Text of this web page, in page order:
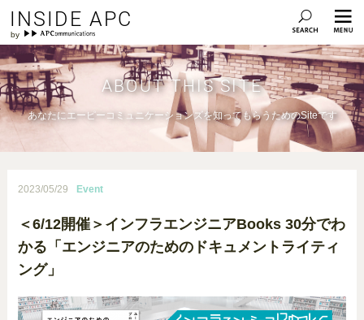
INSIDE APC
ABOUT THIS SITE
あなたにエーピーコミュニケーションズを知ってもらうためのSiteです
2023/05/29 Event
＜6/12開催＞インフラエンジニアBooks 30分でわ
かる「エンジニアのためのドキュメントライティ
ング」